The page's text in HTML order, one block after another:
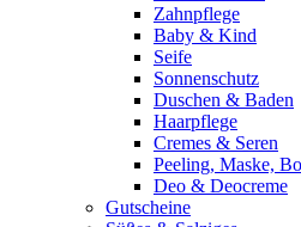
Zahnpflege
Baby & Kind
Seife
Sonnenschutz
Duschen & Baden
Haarpflege
Cremes & Seren
Peeling, Maske,
Deo & Deocreme
Gutscheine